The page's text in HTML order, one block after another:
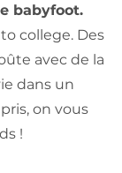
babyfoot.
college. Des
avec de la
dans un
on vous
!